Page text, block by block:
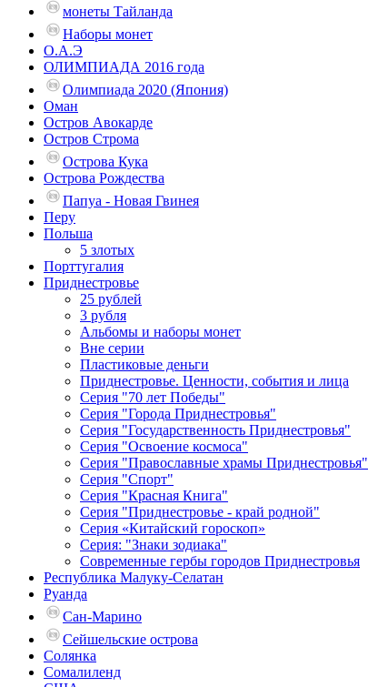
монеты Тайланда
Наборы монет
О.А.Э
ОЛИМПИАДА 2016 года
Олимпиада 2020 (Япония)
Оман
Остров Авокарде
Остров Строма
Острова Кука
Острова Рождества
Папуа - Новая Гвинея
Перу
Польша
5 злотых
Порттугалия
Приднестровье
25 рублей
3 рубля
Альбомы и наборы монет
Вне серии
Пластиковые деньги
Приднестровье. Ценности, события и лица
Серия "70 лет Победы"
Серия "Города Приднестровья"
Серия "Государственность Приднестровья"
Серия "Освоение космоса"
Серия "Православные храмы Приднестровья"
Серия "Спорт"
Серия "Красная Книга"
Серия "Приднестровье - край родной"
Серия «Китайский гороскоп»
Серия: "Знаки зодиака"
Современные гербы городов Приднестровья
Республика Малуку-Селатан
Руанда
Сан-Марино
Сейшельские острова
Солянка
Сомалиленд